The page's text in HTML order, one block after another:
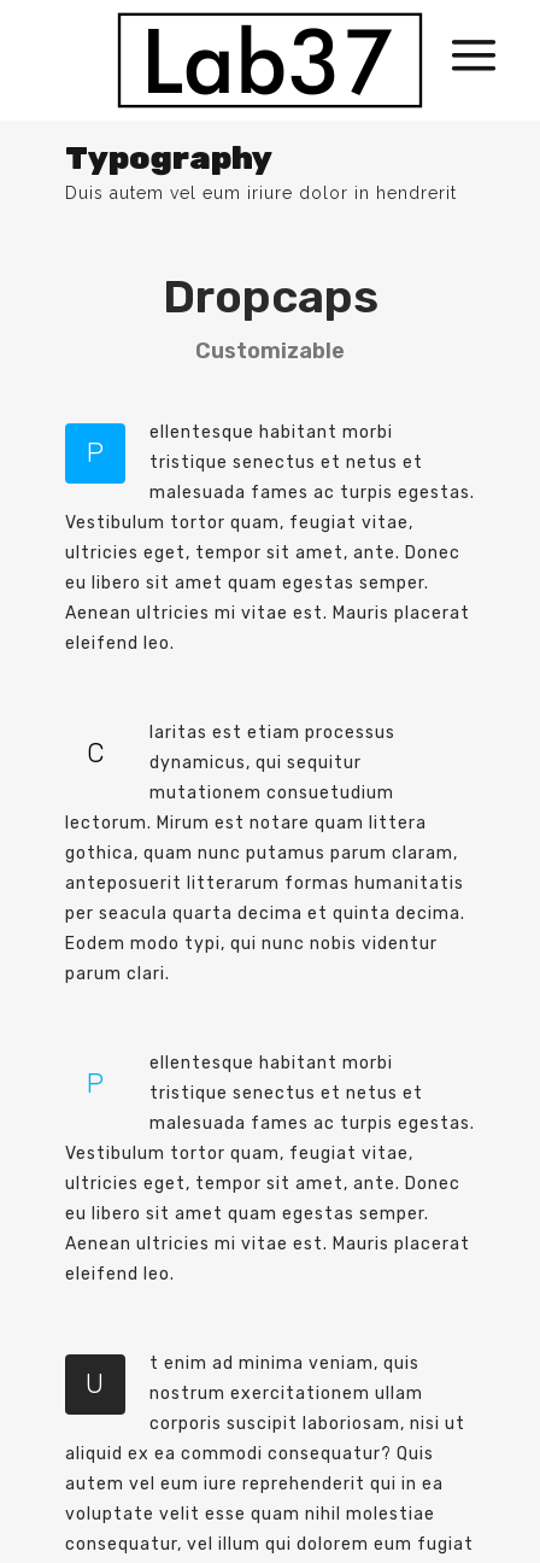
Typography
Duis autem vel eum iriure dolor in hendrerit
Dropcaps
Customizable
P
ellentesque habitant morbi
tristique senectus et netus et
malesuada fames ac turpis egestas.
Vestibulum tortor quam, feugiat vitae,
ultricies eget, tempor sit amet, ante. Donec
eu libero sit amet quam egestas semper.
Aenean ultricies mi vitae est. Mauris placerat
eleifend leo.
C
laritas est etiam processus
dynamicus, qui sequitur
mutationem consuetudium
lectorum. Mirum est notare quam littera
gothica, quam nunc putamus parum claram,
anteposuerit litterarum formas humanitatis
per seacula quarta decima et quinta decima.
Eodem modo typi, qui nunc nobis videntur
parum clari.
P
ellentesque habitant morbi
tristique senectus et netus et
malesuada fames ac turpis egestas.
Vestibulum tortor quam, feugiat vitae,
ultricies eget, tempor sit amet, ante. Donec
eu libero sit amet quam egestas semper.
Aenean ultricies mi vitae est. Mauris placerat
eleifend leo.
U
t enim ad minima veniam, quis
nostrum exercitationem ullam
corporis suscipit laboriosam, nisi ut
aliquid ex ea commodi consequatur? Quis
autem vel eum iure reprehenderit qui in ea
voluptate velit esse quam nihil molestiae
consequatur, vel illum qui dolorem eum fugiat